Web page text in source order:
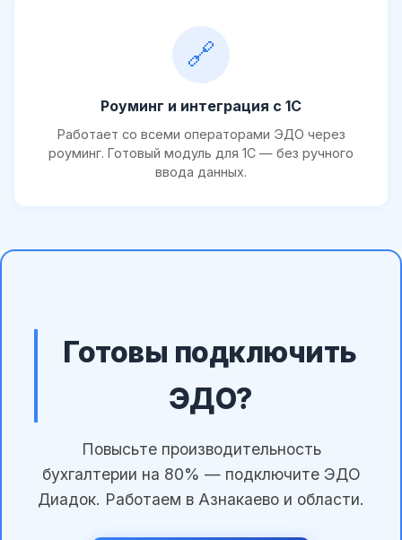
🔗
Роуминг и интеграция с 1С
Работает со всеми операторами ЭДО через
роуминг. Готовый модуль для 1С — без ручного
ввода данных.
Готовы подключить
ЭДО?
Повысьте производительность
бухгалтерии на 80% — подключите ЭДО
Диадок. Работаем в Азнакаево и области.